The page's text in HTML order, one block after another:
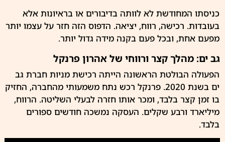
כניסתו המחודשת לא לוותה בדיבורים או בראיונות אלא
בעובדות. רכישה, רווח, יציאה. הדפוס הזה חזר על עצמו יותר
מפעם אחת, ובכל פעם בקנה מידה גדול יותר.
גב ים: מהלך קצר ורווחי של אהרון פרנקל
הפעולה הבולטת הראשונה הייתה רכישת מניותחברת גב
ים
בשנת 2020. פרנקל רכש נתח משמעותי מהחברה, החזיק
בו זמן קצר בלבד, ומכר אותו חזרה לבעלי השליטה. הרווח,
מיליארד ורבע שקלים. העסקה נמשכה חודשים ספורים
בלבד.